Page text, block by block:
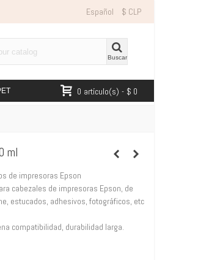
Español $ CLP
Buscar
0 artículo(s) - $ 0
ml
de impresoras Epson
cabezales de impresoras Epson, de
estucados, adhesivos, fotográficos, etc
compatibilidad, durabilidad larga.